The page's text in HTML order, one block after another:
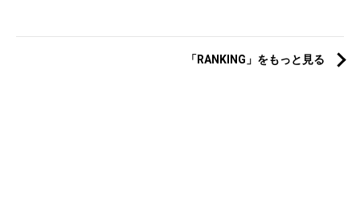
「RANKING」をもっと見る